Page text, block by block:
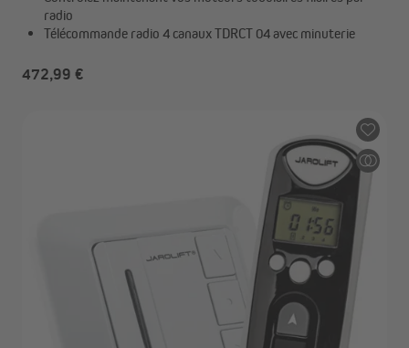
radio
Télécommande radio 4 canaux TDRCT 04 avec minuterie
472,99 €